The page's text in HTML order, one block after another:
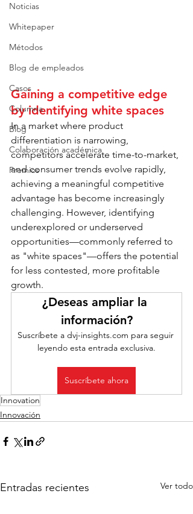
Noticias
Whitepaper
Métodos
Blog de empleados
Casos
Columna
Blog
Colaboración académica
Premios
Gaining a competitive edge
by identifying white spaces
In a market where product
differentiation is narrowing,
competitors accelerate time-to-market,
and consumer trends evolve rapidly,
achieving a meaningful competitive
advantage has become increasingly
challenging. However, identifying
underexplored or underserved
opportunities—commonly referred to
as "white spaces"—offers the potential
for less contested, more profitable
growth.
¿Deseas ampliar la
información?
Suscríbete a dvj-insights.com para seguir
leyendo esta entrada exclusiva.
Suscríbete ahora
Innovation
Innovación
Entradas recientes Ver todo